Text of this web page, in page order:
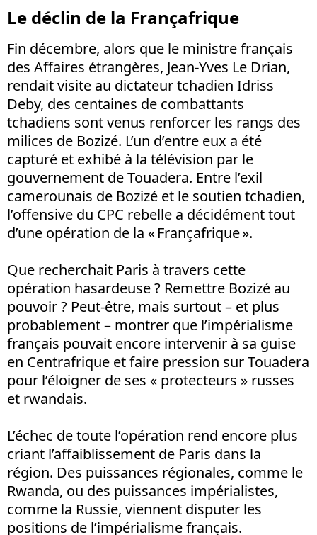
Le déclin de la Françafrique
Fin décembre, alors que le ministre français
des Affaires étrangères, Jean-Yves Le Drian,
rendait visite au dictateur tchadien Idriss
Deby, des centaines de combattants
tchadiens sont venus renforcer les rangs des
milices de Bozizé. L’un d’entre eux a été
capturé et exhibé à la télévision par le
gouvernement de Touadera. Entre l’exil
camerounais de Bozizé et le soutien tchadien,
l’offensive du CPC rebelle a décidément tout
d’une opération de la « Françafrique ».
Que recherchait Paris à travers cette
opération hasardeuse ? Remettre Bozizé au
pouvoir ? Peut-être, mais surtout – et plus
probablement – montrer que l’impérialisme
français pouvait encore intervenir à sa guise
en Centrafrique et faire pression sur Touadera
pour l’éloigner de ses « protecteurs » russes
et rwandais.
L’échec de toute l’opération rend encore plus
criant l’affaiblissement de Paris dans la
région. Des puissances régionales, comme le
Rwanda, ou des puissances impérialistes,
comme la Russie, viennent disputer les
positions de l’impérialisme français.